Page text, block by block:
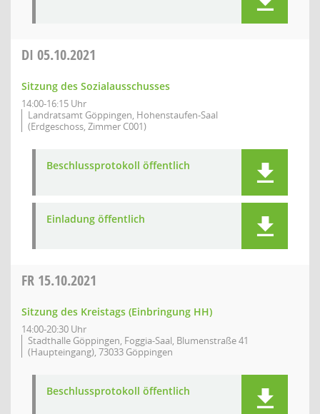
DI 05.10.2021
Sitzung des Sozialausschusses
14:00-16:15 Uhr
Landratsamt Göppingen, Hohenstaufen-Saal
(Erdgeschoss, Zimmer C001)
Beschlussprotokoll öffentlich
Einladung öffentlich
FR 15.10.2021
Sitzung des Kreistags (Einbringung HH)
14:00-20:30 Uhr
Stadthalle Göppingen, Foggia-Saal, Blumenstraße 41
(Haupteingang), 73033 Göppingen
Beschlussprotokoll öffentlich